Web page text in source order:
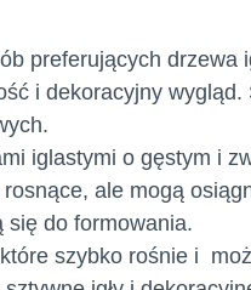
preferujących drzewa
i dekoracyjny
iglastymi o gęstym i
ale mogą
się do formowania.
szybko rośnie i